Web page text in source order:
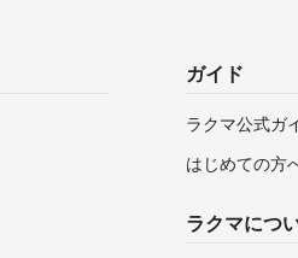
ガイド
ラクマ公式ガ
はじめての方
ラクマにつ